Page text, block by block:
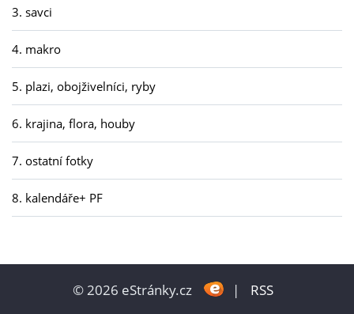
3. savci
4. makro
5. plazi, obojživelníci, ryby
6. krajina, flora, houby
7. ostatní fotky
8. kalendáře+ PF
© 2026 eStránky.cz | RSS